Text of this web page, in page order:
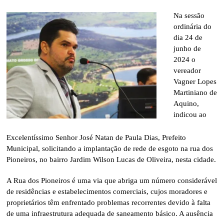
Na sessão
ordinária do
dia 24 de
junho de
2024 o
vereador
Vagner Lopes
Martiniano de
Aquino,
indicou ao
Excelentíssimo Senhor José Natan de Paula Dias, Prefeito
Municipal, solicitando a implantação de rede de esgoto na rua dos
Pioneiros, no bairro Jardim Wilson Lucas de Oliveira, nesta cidade.
A Rua dos Pioneiros é uma via que abriga um número considerável
de residências e estabelecimentos comerciais, cujos moradores e
proprietários têm enfrentado problemas recorrentes devido à falta
de uma infraestrutura adequada de saneamento básico. A ausência